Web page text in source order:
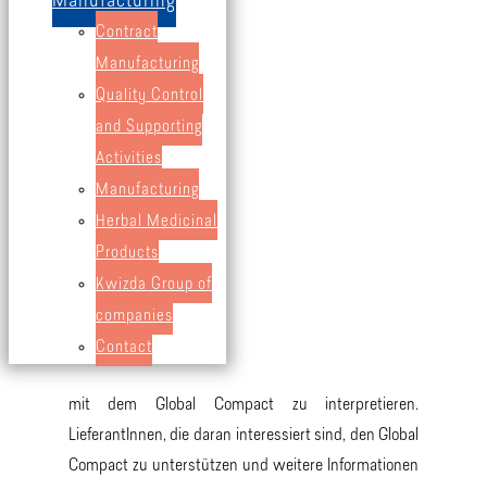
Contract
Manufacturing
Quality Control
and Supporting
Activities
Manufacturing
Herbal Medicinal
Products
Kwizda Group of
companies
Contact
übergeordnete Werte, deren Einhaltung von den
LieferantInnen von Waren und Dienstleistungen an
Kwizda erwartet wird.
Dieser SCoC wurde in Anerkennung der Bedeutung
der zehn Prinzipien des Globalen Paktes der Vereinten
Nationen ("Global Compact") entwickelt und wird als
wichtiges Instrument zur Integration der Prinzipien
des Global Compact in die Geschäftstätigkeit von
Kwizda betrachtet. Der SCoC behandelt die im Global
Compact enthaltenen Themen in den Bereichen
Menschenrechte, Arbeit, Umwelt und
Korruptionsbekämpfung und ist in Übereinstimmung
mit dem Global Compact zu interpretieren.
LieferantInnen, die daran interessiert sind, den Global
Compact zu unterstützen und weitere Informationen